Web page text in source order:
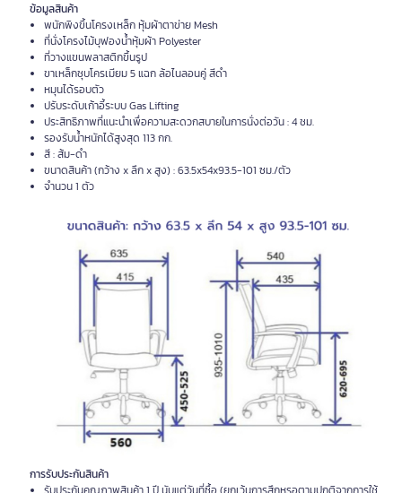
ข้อมูลสินค้า
พนักพิงขึ้นโครงเหล็ก หุ้มผ้าตาข่าย Mesh
ที่นั่งโครงไม้บุฟองน้ำหุ้มผ้า Polyester
ที่วางแขนพลาสติกขึ้นรูป
ขาเหล็กชุบโครเมียม 5 แฉก ล้อไนลอนคู่ สีดำ
หมุนได้รอบตัว
ปรับระดับเก้าอี้ระบบ Gas Lifting
ประสิทธิภาพที่แนะนำเพื่อความสะดวกสบายในการนั่งต่อวัน : 4 ชม.
รองรับน้ำหนักได้สูงสุด 113 กก.
สี : ส้ม-ดำ
ขนาดสินค้า (กว้าง x ลึก x สูง) : 63.5x54x93.5-101 ซม./ตัว
จำนวน 1 ตัว
การรับประกันสินค้า